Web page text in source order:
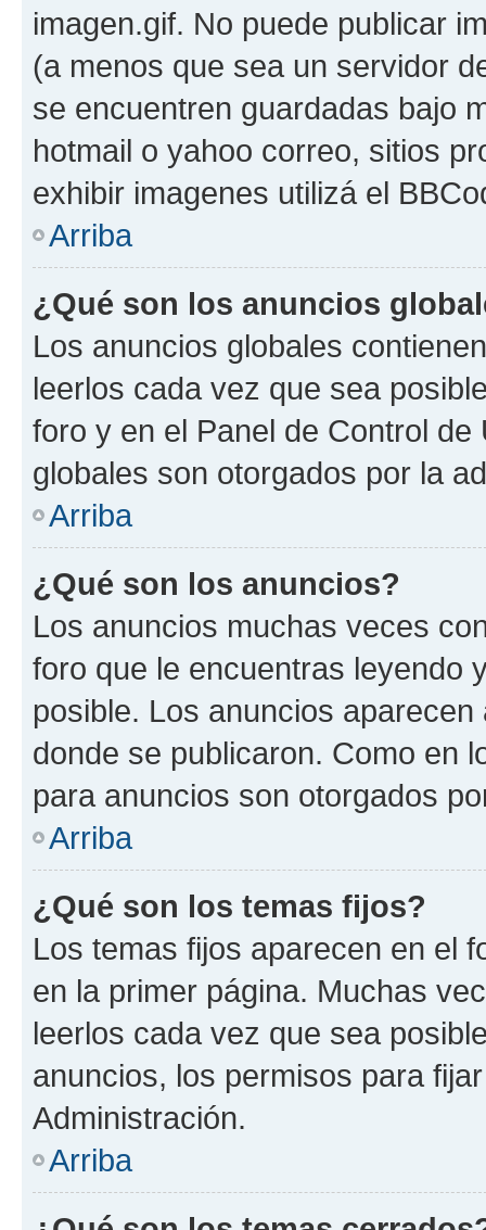
imagen.gif. No puede publicar
(a menos que sea un servidor
se encuentren guardadas bajo
hotmail o yahoo correo, sitios
exhibir imagenes utilizá el
Arriba
¿Qué son los anuncios
Los anuncios globales
leerlos cada vez que sea
foro y en el Panel de Control
globales son otorgados por la
Arriba
¿Qué son los anuncios?
Los anuncios muchas veces
foro que le encuentras leyendo
posible. Los anuncios
donde se publicaron. Como en
para anuncios son otorgados
Arriba
¿Qué son los temas fijos?
Los temas fijos aparecen en el
en la primer página. Muchas
leerlos cada vez que sea
anuncios, los permisos para
Administración.
Arriba